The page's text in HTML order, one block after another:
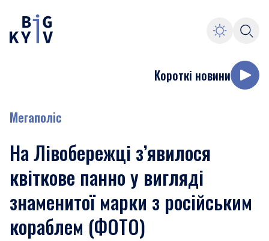
Короткі новини
Мегаполіс
На Лівобережці з’явилося
квіткове панно у вигляді
знаменитої марки з російським
кораблем (ФОТО)